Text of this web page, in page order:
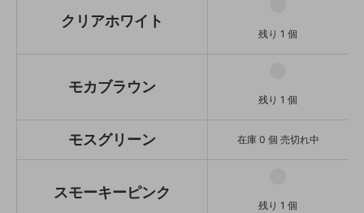
在庫 0 個 売切れ中
在庫 0 個 売切れ中
クリアホワイト
残り 1 個
モカブラウン
残り 1 個
モスグリーン 在庫 0 個 売切れ中
スモーキーピンク
残り 1 個